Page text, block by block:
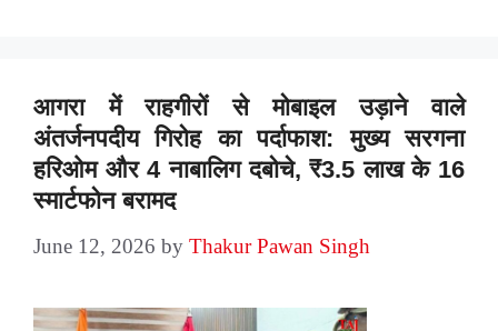
आगरा में राहगीरों से मोबाइल उड़ाने वाले
अंतर्जनपदीय गिरोह का पर्दाफाश: मुख्य सरगना
हरिओम और 4 नाबालिग दबोचे, ₹3.5 लाख के 16
स्मार्टफोन बरामद
June 12, 2026 by Thakur Pawan Singh